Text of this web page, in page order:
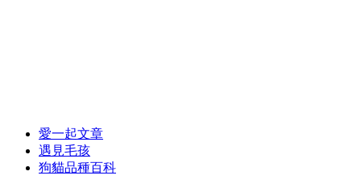
愛一起文章
遇見毛孩
狗貓品種百科